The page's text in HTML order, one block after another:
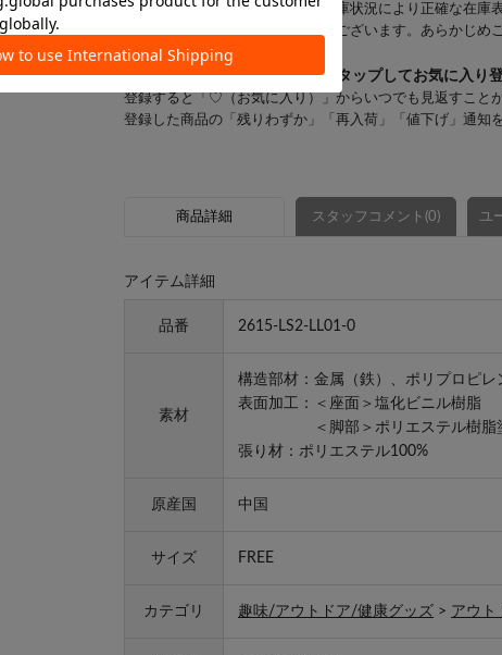
※一部の商品では、商品仕様や在庫状況により正確な在庫
店舗在庫を表示していない場合がございます。あらかじめ
▼気になるアイテムは「♡」をタップしてお気に入り
登録すると「♡（お気に入り）」からいつでも見返すことが
登録した商品の「残りわずか」「再入荷」「値下げ」通知
商品詳細 スタッフコメント(0) ユ
アイテム詳細
品番 2615-LS2-LL01-0
素材
構造部材：金属（鉄）、ポリプロピレ
表面加工：＜座面＞塩化ビニル樹脂
＜脚部＞ポリエステル樹脂
張り材：ポリエステル100%
原産国 中国
サイズ FREE
カテゴリ 趣味/アウトドア/健康グッズ > アウト